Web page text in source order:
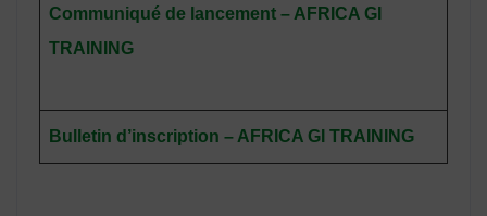
Communiqué de lancement – AFRICA GI
TRAINING
Bulletin d’inscription – AFRICA GI TRAINING